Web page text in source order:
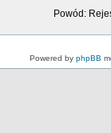
Powód:
Powered by phpBB